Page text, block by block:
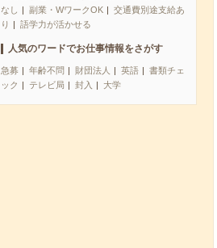
なし
副業・WワークOK
交通費別途支給あ
り
語学力が活かせる
人気のワードでお仕事情報をさがす
急募 年齢不問 財団法人 英語
書類チェ
ック
テレビ局 封入 大学